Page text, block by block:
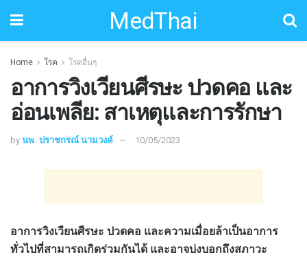
MedThai
Home โรค โรคอื่นๆ
อาการวิงเวียนศีรษะ ปวดคอ และ
อ่อนเพลีย: สาเหตุและการรักษา
by นพ. ปราชกรณ์ นามวงค์ 10/05/2023
อาการวิงเวียนศีรษะ ปวดคอ และความเมื่อยล้าเป็นอาการ
ทั่วไปที่สามารถเกิดร่วมกันได้ และอาจบ่งบอกถึงสภาวะ